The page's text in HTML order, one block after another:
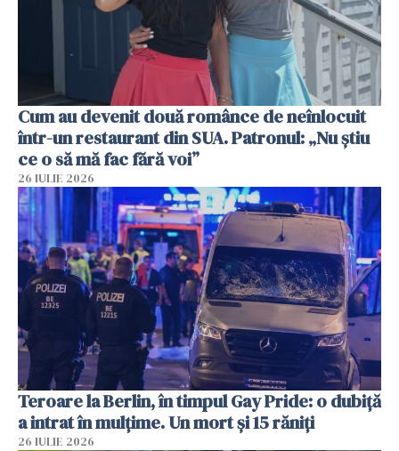
Cum au devenit două românce de neînlocuit
într-un restaurant din SUA. Patronul: „Nu știu
ce o să mă fac fără voi”
26 IULIE 2026
Teroare la Berlin, în timpul Gay Pride: o dubiță
a intrat în mulțime. Un mort și 15 răniți
26 IULIE 2026